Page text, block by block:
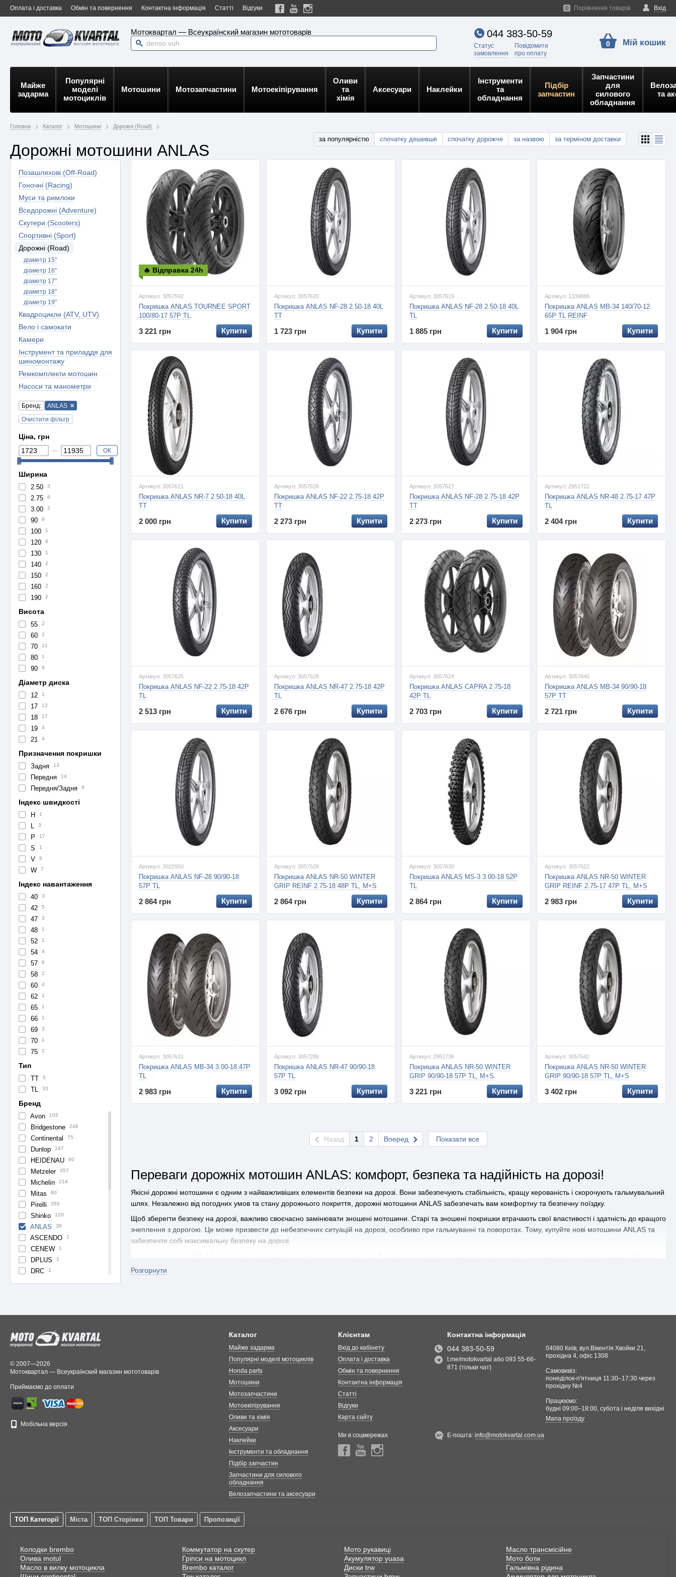
Оплата і доставка Обмін та повернення Контактна інформація Статті Відгуки Вхід
0 Порівняння товарів
Мотоквартал — Всеукраїнский магазин мототоварів 044 383-50-59
Статус
замовлення
Повідомити
про оплату
0 Мій кошик
Майже
задарма
Популярні
моделі
мотоциклів
Мотошини Мотозапчастини Мотоекіпірування
Оливи
та
хімія
Аксесуари Наклейки
Інструменти
та
обладнання
Підбір
запчастин
Запчастини
для
силового
обладнання
та
Головна Каталог Мотошини Дорожні (Road)
Дорожні мотошини ANLAS
Переваги дорожніх мотошин ANLAS: комфорт, безпека та надійність на дорозі!
Якісні дорожні мотошини є одним з найважливіших елементів безпеки на дорозі. Вони забезпечують стабільність, кращу керованість і скорочують гальмувальний
шлях. Незалежно від погодних умов та стану дорожнього покриття, дорожні мотошини ANLAS забезпечать вам комфортну та безпечну поїздку.
Щоб зберегти безпеку на дорозі, важливо своєчасно замінювати зношені мотошини. Старі та зношені покришки втрачають свої властивості і здатність до кращого
зчеплення з дорогою. Це може призвести до небезпечних ситуацій на дорозі, особливо при гальмуванні та поворотах. Тому, купуйте нові мотошини ANLAS та
забезпечте собі максимальну безпеку на дорозі.
оптимальну шину для вашого мотоцикла. ANLAS відомий своїми високими стандартами якості, що забезпечує довговічність та надійність покришок.
Розгорнути
за популярністю спочатку дешевше спочатку дорожче за назвою за терміном доставки
🔥 Відправка 24h
Артикул: 3057592
Покришка ANLAS TOURNEE SPORT
100/80-17 57P TL
3 221 грн Купити
Артикул: 3057620
Покришка ANLAS NF-28 2.50-18 40L
TT
1 723 грн Купити
Артикул: 3057619
Покришка ANLAS NF-28 2.50-18 40L
TL
1 885 грн Купити
Артикул: 1339888
Покришка ANLAS MB-34 140/70-12
65P TL REINF
1 904 грн Купити
Артикул: 3057621
Покришка ANLAS NR-7 2.50-18 40L
TT
2 000 грн Купити
Артикул: 3057626
Покришка ANLAS NF-22 2.75-18 42P
TT
2 273 грн Купити
Артикул: 3057627
Покришка ANLAS NF-28 2.75-18 42P
TT
2 273 грн Купити
Артикул: 2951722
Покришка ANLAS NR-48 2.75-17 47P
TL
2 404 грн Купити
Артикул: 3057625
Покришка ANLAS NF-22 2.75-18 42P
TL
2 513 грн Купити
Артикул: 3057628
Покришка ANLAS NR-47 2.75-18 42P
TL
2 676 грн Купити
Артикул: 3057624
Покришка ANLAS CAPRA 2.75-18
42P TL
2 703 грн Купити
Артикул: 3057640
Покришка ANLAS MB-34 90/90-18
57P TT
2 721 грн Купити
Артикул: 3022950
Покришка ANLAS NF-28 90/90-18
57P TL
2 864 грн Купити
Артикул: 3057629
Покришка ANLAS NR-50 WINTER
GRIP REINF 2.75-18 48P TL, M+S
2 864 грн Купити
Артикул: 3057630
Покришка ANLAS MS-3 3.00-18 52P
TL
2 864 грн Купити
Артикул: 3057622
Покришка ANLAS NR-50 WINTER
GRIP REINF 2.75-17 47P TL, M+S
2 983 грн Купити
Артикул: 3057631
Покришка ANLAS MB-34 3.00-18 47P
TL
2 983 грн Купити
Артикул: 3057286
Покришка ANLAS NR-47 90/90-18
57P TL
3 092 грн Купити
Артикул: 2951736
Покришка ANLAS NR-50 WINTER
GRIP 90/90-18 57P TL, M+S
3 221 грн Купити
Артикул: 3057642
Покришка ANLAS NR-50 WINTER
GRIP 90/90-18 57P TL, M+S
3 402 грн Купити
Назад 1 2 Вперед Показати все
Позашляхові (Off-Road)
Гоночні (Racing)
Муси та римлоки
Вседорожні (Adventure)
Скутери (Scooters)
Спортивні (Sport)
Дорожні (Road)
діаметр 15"
діаметр 16"
діаметр 17"
діаметр 18"
діаметр 19"
Квадроцикли (ATV, UTV)
Вело і самокати
Камери
Інструмент та приладдя для
шиномонтажу
Ремкомплекти мотошин
Насоси та манометри
Бренд:
ANLAS
Очистити фільтр
Ціна, грн
ОК
Ширина
2.50 3
2.75 8
3.00 2
90 9
100 1
120 6
130 1
140 2
150 2
160 2
190 2
Висота
55 2
60 2
70 11
80 1
90 9
Діаметр диска
12 1
17 12
18 17
19 4
21 4
Призначення покришки
Задня 13
Передня 14
Передня/Задня 8
Індекс швидкості
H 1
L 3
P 17
S 1
V 9
W 7
Індекс навантаження
40 3
42 5
47 3
48 1
52 1
54 4
57 6
58 2
60 4
62 1
65 1
66 1
69 3
70 1
75 2
Тип
TT 5
TL 33
Бренд
Avon 105
Bridgestone 248
Continental 75
Dunlop 247
HEIDENAU 60
Metzeler 357
Michelin 214
Mitas 80
Pirelli 355
Shinko 120
ANLAS 38
ASCENDO 1
CENEW 1
DPLUS 1
DRC 1
EUROGRIP
KUROSAWA 1
MOOSE RACING 1
Morechi
MOTOTECH
NJK 8
Vee Rubber 3
WANDA 23
© 2007—2026
Мотоквартал — Всеукраїнский магазин мототоварів
Приймаємо до оплати
Мобільна версія
Каталог
Майже задарма
Популярні моделі мотоциклів
Honda parts
Мотошини
Мотозапчастини
Мотоекіпірування
Оливи та хімія
Аксесуари
Наклейки
Інструменти та обладнання
Підбір запчастин
Запчастини для силового
обладнання
Велозапчастини та аксесуари
Клієнтам
Вхід до кабінету
Оплата і доставка
Обмін та повернення
Контактна інформація
Статті
Відгуки
Карта сайту
Ми в соцмережах
Контактна інформація
044 383-50-59
t.me/motokvartal або 093 55-66-
871 (тільки чат)
04080 Київ, вул.Вікентія Хвойки 21,
прохідна 4, офіс 1308
Самовивіз:
понеділок-п'ятниця 11:30–17:30 через
прохідну №4
Працюємо:
будні 09:00–18:00, cубота і неділя вихідні
Мапа проїзду
Е-пошта:info@motokvartal.com.ua
ТОП Категорії Міста ТОП Сторінки ТОП Товари Пропозиції
Колодки brembo
Олива motul
Масло в вилку мотоцикла
Коммутатор на скутер
Гріпси на мотоцикл
Brembo каталог
Мото рукавиці
Акумулятор yuasa
Диски trw
Масло трансмісійне
Мото боти
Гальмівна рідина